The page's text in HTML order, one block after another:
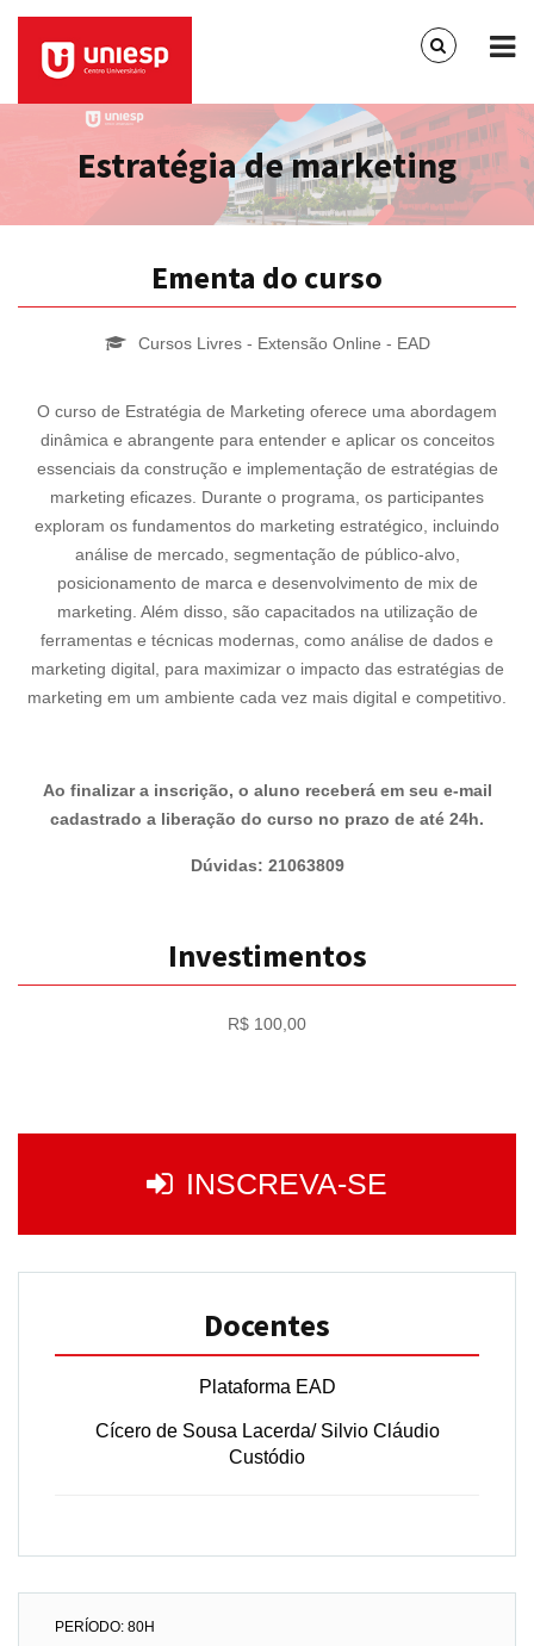
Estratégia de marketing
Ementa do curso
Cursos Livres - Extensão Online - EAD
O curso de Estratégia de Marketing oferece uma abordagem
dinâmica e abrangente para entender e aplicar os conceitos
essenciais da construção e implementação de estratégias de
marketing eficazes. Durante o programa, os participantes
exploram os fundamentos do marketing estratégico, incluindo
análise de mercado, segmentação de público-alvo,
posicionamento de marca e desenvolvimento de mix de
marketing. Além disso, são capacitados na utilização de
ferramentas e técnicas modernas, como análise de dados e
marketing digital, para maximizar o impacto das estratégias de
marketing em um ambiente cada vez mais digital e competitivo.
Ao finalizar a inscrição, o aluno receberá em seu e-mail
cadastrado a liberação do curso no prazo de até 24h.
Dúvidas: 21063809
Investimentos
R$ 100,00
INSCREVA-SE
Docentes
Plataforma EAD
Cícero de Sousa Lacerda/ Silvio Cláudio
Custódio
PERÍODO: 80H